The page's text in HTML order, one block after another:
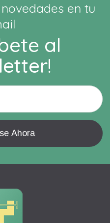
en tu
al